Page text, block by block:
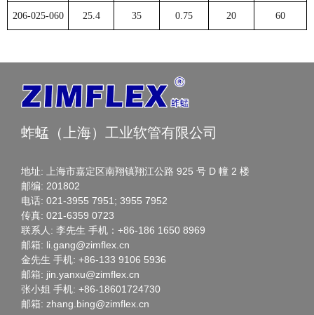
206-025-060 25.4 35 0.75 20 60
蚱蜢（上海）工业软管有限公司
地址: 上海市嘉定区南翔镇翔江公路 925 号 D 幢 2 楼
邮编: 201802
电话: 021-3955 7951; 3955 7952
传真: 021-6359 0723
联系人: 李先生 手机：+86-186 1650 8969
邮箱: li.gang@zimflex.cn
金先生 手机: +86-133 9106 5936
邮箱: jin.yanxu@zimflex.cn
张小姐 手机: +86-18601724730
邮箱: zhang.bing@zimflex.cn